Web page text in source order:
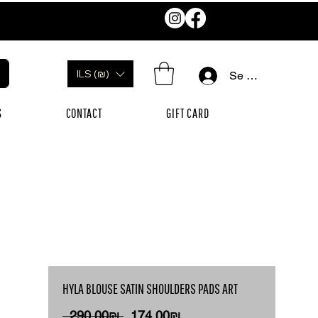
ILS (₪) Se connecter
CONTACT GIFT CARD
HYLA BLOUSE SATIN SHOULDERS PADS ART